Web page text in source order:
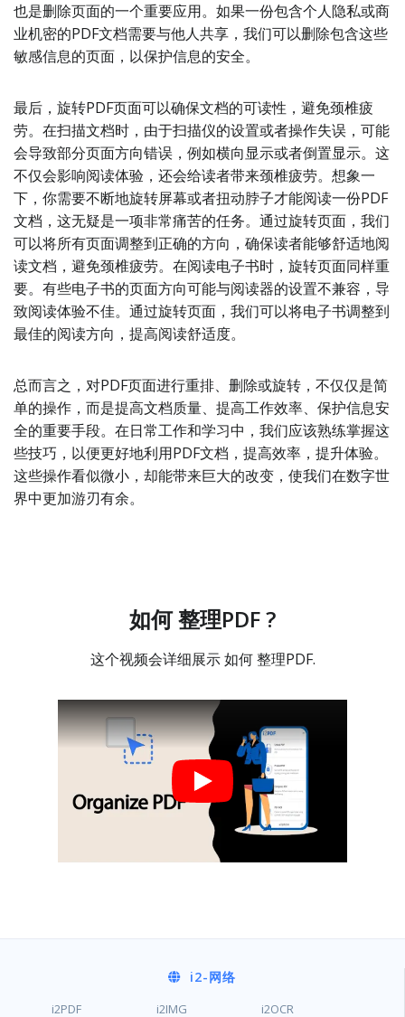
也是删除页面的一个重要应用。如果一份包含个人隐私或商
业机密的PDF文档需要与他人共享，我们可以删除包含这些
敏感信息的页面，以保护信息的安全。
最后，旋转PDF页面可以确保文档的可读性，避免颈椎疲
劳。在扫描文档时，由于扫描仪的设置或者操作失误，可能
会导致部分页面方向错误，例如横向显示或者倒置显示。这
不仅会影响阅读体验，还会给读者带来颈椎疲劳。想象一
下，你需要不断地旋转屏幕或者扭动脖子才能阅读一份PDF
文档，这无疑是一项非常痛苦的任务。通过旋转页面，我们
可以将所有页面调整到正确的方向，确保读者能够舒适地阅
读文档，避免颈椎疲劳。在阅读电子书时，旋转页面同样重
要。有些电子书的页面方向可能与阅读器的设置不兼容，导
致阅读体验不佳。通过旋转页面，我们可以将电子书调整到
最佳的阅读方向，提高阅读舒适度。
总而言之，对PDF页面进行重排、删除或旋转，不仅仅是简
单的操作，而是提高文档质量、提高工作效率、保护信息安
全的重要手段。在日常工作和学习中，我们应该熟练掌握这
些技巧，以便更好地利用PDF文档，提高效率，提升体验。
这些操作看似微小，却能带来巨大的改变，使我们在数字世
界中更加游刃有余。
如何 整理PDF ?
这个视频会详细展示 如何 整理PDF.
i2-网络
i2PDF i2IMG i2OCR